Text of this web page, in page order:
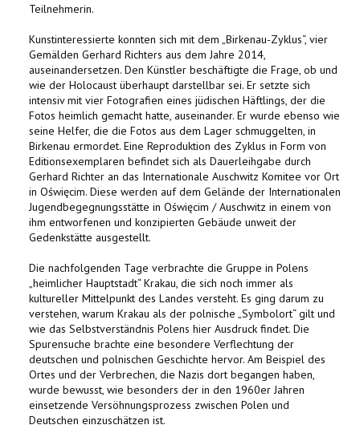
Teilnehmerin.
Kunstinteressierte konnten sich mit dem „Birkenau-Zyklus“, vier
Gemälden Gerhard Richters aus dem Jahre 2014,
auseinandersetzen. Den Künstler beschäftigte die Frage, ob und
wie der Holocaust überhaupt darstellbar sei. Er setzte sich
intensiv mit vier Fotografien eines jüdischen Häftlings, der die
Fotos heimlich gemacht hatte, auseinander. Er wurde ebenso wie
seine Helfer, die die Fotos aus dem Lager schmuggelten, in
Birkenau ermordet. Eine Reproduktion des Zyklus in Form von
Editionsexemplaren befindet sich als Dauerleihgabe durch
Gerhard Richter an das Internationale Auschwitz Komitee vor Ort
in Oświęcim. Diese werden auf dem Gelände der Internationalen
Jugendbegegnungsstätte in Oświęcim / Auschwitz in einem von
ihm entworfenen und konzipierten Gebäude unweit der
Gedenkstätte ausgestellt.
Die nachfolgenden Tage verbrachte die Gruppe in Polens
„heimlicher Hauptstadt“ Krakau, die sich noch immer als
kultureller Mittelpunkt des Landes versteht. Es ging darum zu
verstehen, warum Krakau als der polnische „Symbolort“ gilt und
wie das Selbstverständnis Polens hier Ausdruck findet. Die
Spurensuche brachte eine besondere Verflechtung der
deutschen und polnischen Geschichte hervor. Am Beispiel des
Ortes und der Verbrechen, die Nazis dort begangen haben,
wurde bewusst, wie besonders der in den 1960er Jahren
einsetzende Versöhnungsprozess zwischen Polen und
Deutschen einzuschätzen ist.